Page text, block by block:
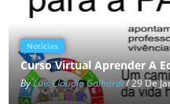
Notícias
Curso Virtual Aprender A
ByLuís Claudio Galhardi/ 29 De